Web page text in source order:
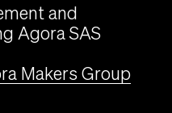
and
Agora SAS
Makers Group